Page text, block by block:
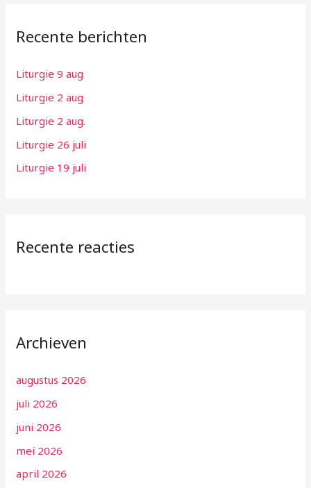
n
a
r
:
Recente berichten
Liturgie 9 aug
Liturgie 2 aug
Liturgie 2 aug.
Liturgie 26 juli
Liturgie 19 juli
Recente reacties
Archieven
augustus 2026
juli 2026
juni 2026
mei 2026
april 2026